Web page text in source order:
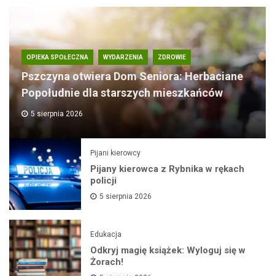
OPIEKA SPOŁECZNA WYDARZENIA ZDROWIE
Pszczyna otwiera Dom Seniora: Herbaciane
Popołudnie dla starszych mieszkańców
5 sierpnia 2026
Pijani kierowcy
Pijany kierowca z Rybnika w rękach
policji
5 sierpnia 2026
Edukacja
Odkryj magię książek: Wyloguj się w
Żorach!